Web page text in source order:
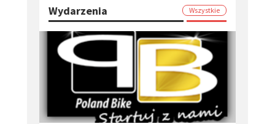
Wydarzenia Wszystkie